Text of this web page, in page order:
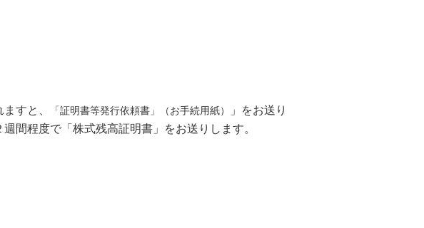
すと、 「証明書等発行依頼書」（お手続用紙）
」をお送り
間程度で「株式残高証明書」をお送りします。